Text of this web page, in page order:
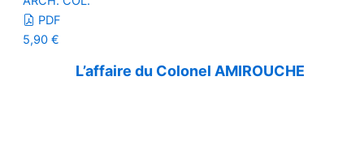
PDF
5,90 €
L’affaire du Colonel AMIROUCHE